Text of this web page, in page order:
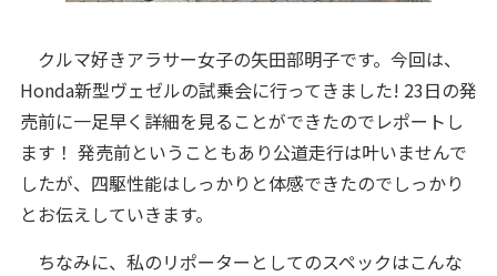
クルマ好きアラサー女子の矢田部明子です。今回は、
Honda新型ヴェゼルの試乗会に行ってきました! 23日の発
売前に一足早く詳細を見ることができたのでレポートし
ます！ 発売前ということもあり公道走行は叶いませんで
したが、四駆性能はしっかりと体感できたのでしっかり
とお伝えしていきます。
ちなみに、私のリポーターとしてのスペックはこんな